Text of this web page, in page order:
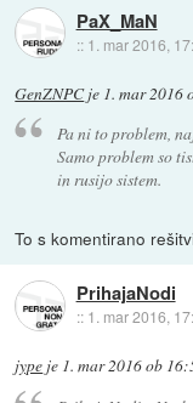
PaX_MaN
:: 1. mar 2016,
GenZNPCje 1. mar 2016
Pa ni to problem,
Samo problem so
in rusijo sistem.
To s komentirano
PrihajaNodi
:: 1. mar 2016,
jype je 1. mar 2016 ob